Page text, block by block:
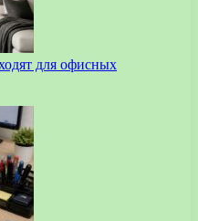
для офисных